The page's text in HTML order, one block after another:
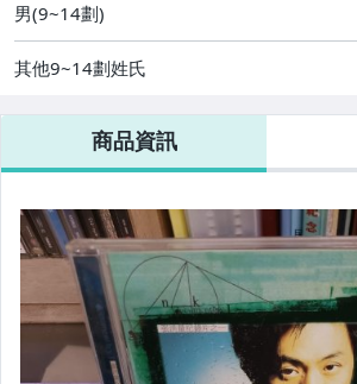
男(9~14劃)
其他9~14劃姓氏
商品資訊